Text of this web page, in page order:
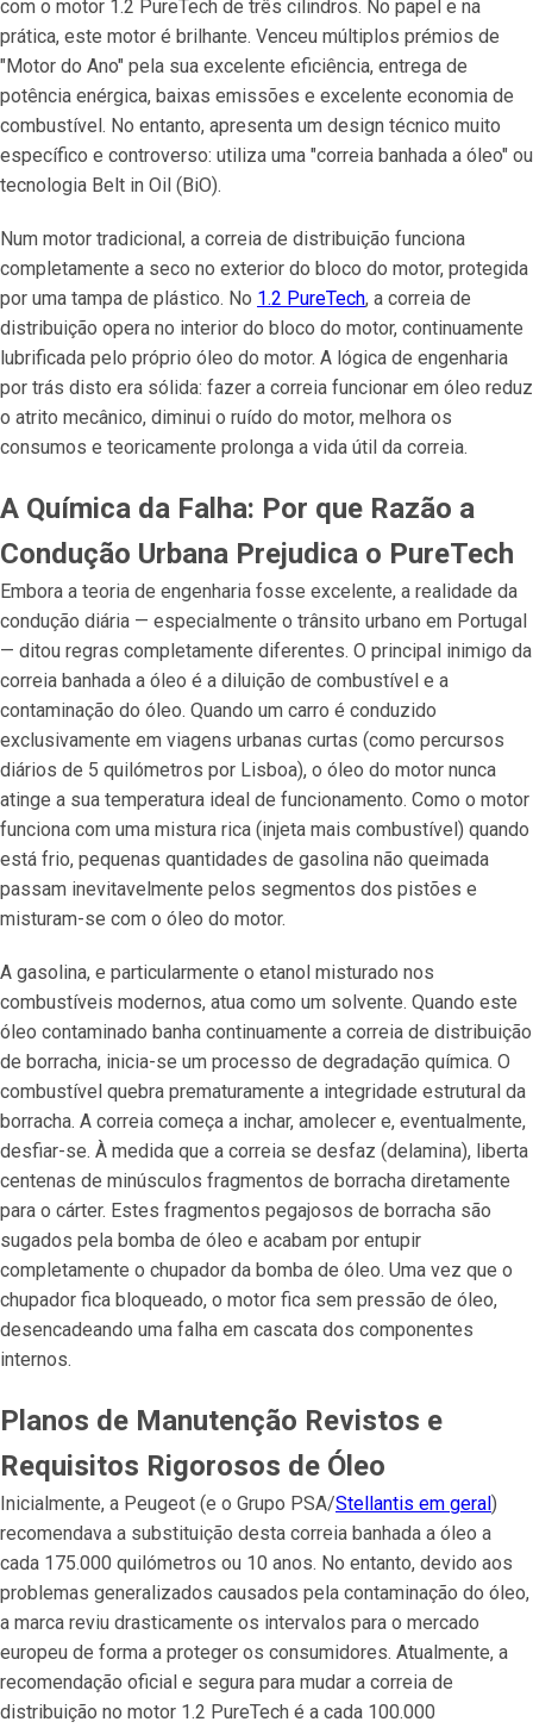
com o motor 1.2 PureTech de três cilindros. No papel e na
prática, este motor é brilhante. Venceu múltiplos prémios de
"Motor do Ano" pela sua excelente eficiência, entrega de
potência enérgica, baixas emissões e excelente economia de
combustível. No entanto, apresenta um design técnico muito
específico e controverso: utiliza uma "correia banhada a óleo" ou
tecnologia Belt in Oil (BiO).
Num motor tradicional, a correia de distribuição funciona
completamente a seco no exterior do bloco do motor, protegida
por uma tampa de plástico. No 1.2 PureTech, a correia de
distribuição opera no interior do bloco do motor, continuamente
lubrificada pelo próprio óleo do motor. A lógica de engenharia
por trás disto era sólida: fazer a correia funcionar em óleo reduz
o atrito mecânico, diminui o ruído do motor, melhora os
consumos e teoricamente prolonga a vida útil da correia.
A Química da Falha: Por que Razão a
Condução Urbana Prejudica o PureTech
Embora a teoria de engenharia fosse excelente, a realidade da
condução diária — especialmente o trânsito urbano em Portugal
— ditou regras completamente diferentes. O principal inimigo da
correia banhada a óleo é a diluição de combustível e a
contaminação do óleo. Quando um carro é conduzido
exclusivamente em viagens urbanas curtas (como percursos
diários de 5 quilómetros por Lisboa), o óleo do motor nunca
atinge a sua temperatura ideal de funcionamento. Como o motor
funciona com uma mistura rica (injeta mais combustível) quando
está frio, pequenas quantidades de gasolina não queimada
passam inevitavelmente pelos segmentos dos pistões e
misturam-se com o óleo do motor.
A gasolina, e particularmente o etanol misturado nos
combustíveis modernos, atua como um solvente. Quando este
óleo contaminado banha continuamente a correia de distribuição
de borracha, inicia-se um processo de degradação química. O
combustível quebra prematuramente a integridade estrutural da
borracha. A correia começa a inchar, amolecer e, eventualmente,
desfiar-se. À medida que a correia se desfaz (delamina), liberta
centenas de minúsculos fragmentos de borracha diretamente
para o cárter. Estes fragmentos pegajosos de borracha são
sugados pela bomba de óleo e acabam por entupir
completamente o chupador da bomba de óleo. Uma vez que o
chupador fica bloqueado, o motor fica sem pressão de óleo,
desencadeando uma falha em cascata dos componentes
internos.
Planos de Manutenção Revistos e
Requisitos Rigorosos de Óleo
Inicialmente, a Peugeot (e o Grupo PSA/Stellantis em geral)
recomendava a substituição desta correia banhada a óleo a
cada 175.000 quilómetros ou 10 anos. No entanto, devido aos
problemas generalizados causados pela contaminação do óleo,
a marca reviu drasticamente os intervalos para o mercado
europeu de forma a proteger os consumidores. Atualmente, a
recomendação oficial e segura para mudar a correia de
distribuição no motor 1.2 PureTech é a cada 100.000